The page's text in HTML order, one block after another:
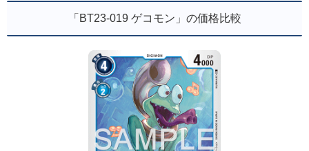
「BT23-019 ゲコモン」の価格比較